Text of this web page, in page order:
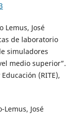
Lemus, José
de laboratorio
simuladores
medio superior”.
(RITE),
Lemus, José